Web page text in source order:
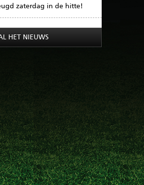
zaterdag in de hitte!
HET NIEUWS